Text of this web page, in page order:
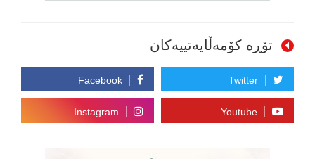
تۆڕە کۆمەڵایەتییەکان